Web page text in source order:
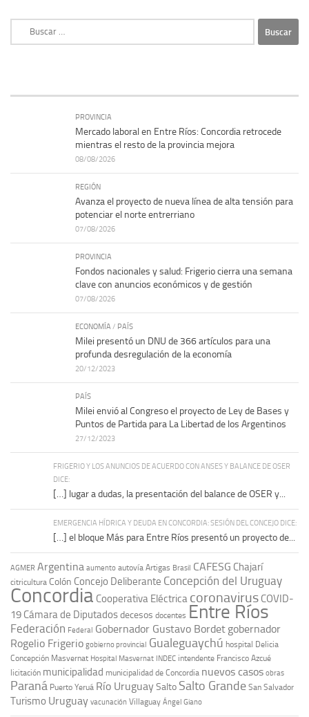
Buscar:
PROVINCIA
Mercado laboral en Entre Ríos: Concordia retrocede
mientras el resto de la provincia mejora
08/08/2026
REGIÓN
Avanza el proyecto de nueva línea de alta tensión para
potenciar el norte entrerriano
07/08/2026
PROVINCIA
Fondos nacionales y salud: Frigerio cierra una semana
clave con anuncios económicos y de gestión
07/08/2026
ECONOMÍA / PAÍS
Milei presentó un DNU de 366 artículos para una
profunda desregulación de la economía
20/12/2023
PAÍS
Milei envió al Congreso el proyecto de Ley de Bases y
Puntos de Partida para La Libertad de los Argentinos
27/12/2023
FRIGERIO Y LOS ANUNCIOS DE ACUERDO CON ANSES Y BALANCE DE OSER
DICE:
[…] lugar a dudas, la presentación del balance de OSER y...
EMERGENCIA HÍDRICA Y DEUDA EN CONCORDIA: SESIÓN DEL CONCEJO DICE:
[…] el bloque Más para Entre Ríos presentó un proyecto de...
AGMER Argentina aumento autovía Artigas Brasil CAFESG Chajarí
citricultura Colón Concejo Deliberante Concepción del Uruguay
Concordia Cooperativa Eléctrica coronavirus COVID-
19 Cámara de Diputadosdecesos docentes Entre Ríos
Federación Federal Gobernador Gustavo Bordet gobernador
Rogelio Frigerio gobierno provincial Gualeguaychú hospital Delicia
Concepción Masvernat Hospital Masvernat INDEC intendente Francisco Azcué
licitación municipalidad municipalidad de Concordia nuevos casos obras
Paraná Puerto Yeruá Río UruguaySalto Salto Grande San Salvador
Turismo Uruguay vacunación Villaguay Ángel Giano